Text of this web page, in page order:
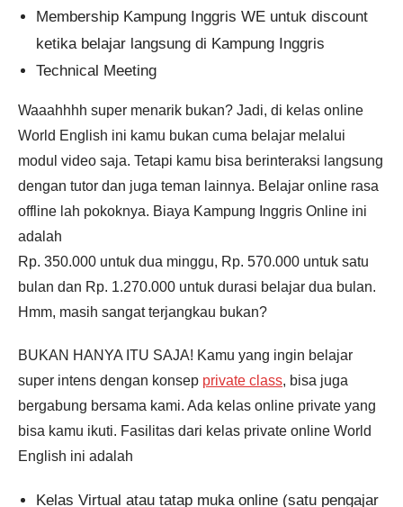
Membership Kampung Inggris WE untuk discount
ketika belajar langsung di Kampung Inggris
Technical Meeting
Waaahhhh super menarik bukan? Jadi, di kelas online
World English ini kamu bukan cuma belajar melalui
modul video saja. Tetapi kamu bisa berinteraksi langsung
dengan tutor dan juga teman lainnya. Belajar online rasa
offline lah pokoknya. Biaya Kampung Inggris Online ini
adalah
Rp. 350.000 untuk dua minggu, Rp. 570.000 untuk satu
bulan dan Rp. 1.270.000 untuk durasi belajar dua bulan.
Hmm, masih sangat terjangkau bukan?
BUKAN HANYA ITU SAJA! Kamu yang ingin belajar
super intens dengan konsep private class, bisa juga
bergabung bersama kami. Ada kelas online private yang
bisa kamu ikuti. Fasilitas dari kelas private online World
English ini adalah
Kelas Virtual atau tatap muka online (satu pengajar